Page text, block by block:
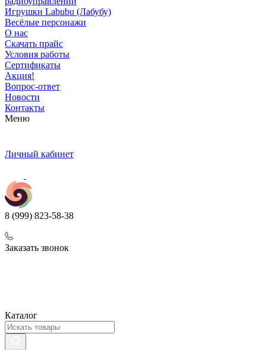
Игрушки Labubu (Лабубу)
Весёлые персонажи
О нас
Скачать прайс
Условия работы
Сертификаты
Акция!
Вопрос-ответ
Новости
Контакты
Меню
Личный кабинет
8 (999) 823-58-38
Заказать звонок
Каталог